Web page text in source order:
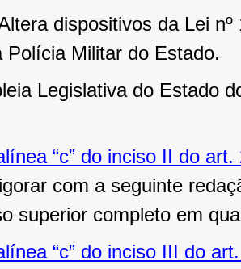
dispositivos da Lei
Polícia Militar do Estado.
Legislativa do Estado
“c” do inciso II do
com a seguinte
superior completo em
“c” do inciso III do